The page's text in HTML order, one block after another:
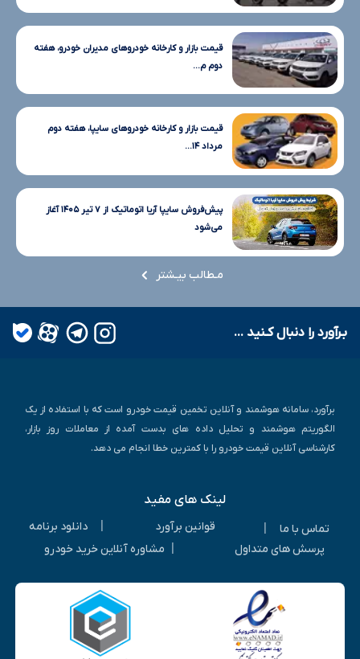
قیمت بازار و کارخانه خودروهای مدیران خودرو، هفته
دوم م...
قیمت بازار و کارخانه خودروهای سایپا، هفته دوم
مرداد ۱۴...
پیش‌فروش سایپا آریا اتوماتیک از ۷ تیر ۱۴۰۵ آغاز
می‌شود
مـطالب بیـشتر
بـرآورد را دنبال کـنید ...
برآورد، سامانه هوشمند و آنلاین تخمین قیمت خودرو است که با استفاده از یک
الگوریتم هوشمند و تحلیل داده های بدست آمده از معاملات روز بازار،
کارشناسی آنلاین قیمت خودرو را با کمترین خطا انجام می دهد.
لینک های مفید
تماس با ما قوانین برآورد
دانلود برنامه
پرسش های متداول
مشاوره آنلاین خرید خودرو